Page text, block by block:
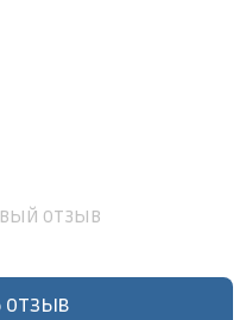
отзыв
отзыв